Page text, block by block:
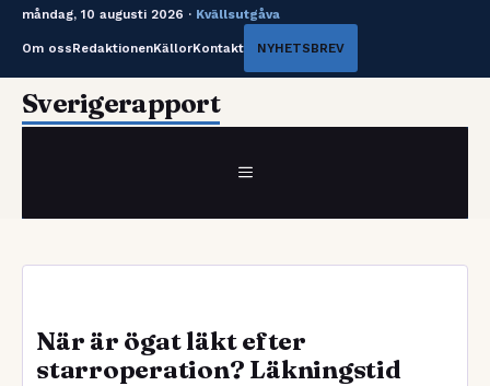
måndag, 10 augusti 2026 · Kvällsutgåva
Om ossRedaktionenKällorKontakt NYHETSBREV
HoppaSverigerapport
MENY
När är ögat läkt efter
starroperation? Läkningstid